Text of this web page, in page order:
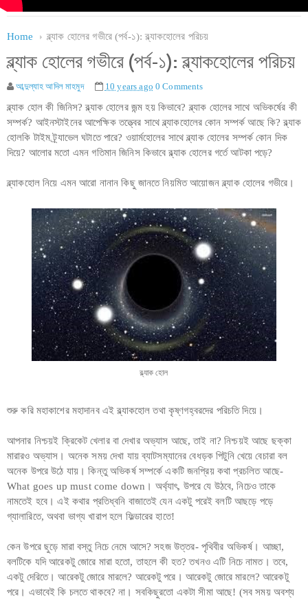
Home ব্ল্যাক হোলের গভীরে (পর্ব-১): ব্ল্যাকহোলের পরিচয়
ব্ল্যাক হোলের গভীরে (পর্ব-১): ব্ল্যাকহোলের পরিচয়
আব্দুল্যাহ আদিল মাহমুদ 10 years ago 0 Comments
ব্ল্যাক হোল কী জিনিস? ব্ল্যাক হোলের জন্ম হয় কিভাবে? ব্ল্যাক হোলের সাথে অভিকর্ষের কী
সম্পর্ক? আইনস্টাইনের আপেক্ষিক তত্ত্বের সাথে ব্ল্যাকহোলের কোন সম্পর্ক আছে কি? ব্ল্যাক
হোলকি টাইম ট্র্যাভেল ঘটাতে পারে? ওয়ার্মহোলের সাথে ব্ল্যাক হোলের সম্পর্ক কোন দিক
দিয়ে? আলোর মতো এমন গতিমান জিনিস কিভাবে ব্ল্যাক হোলের গর্তে আটকা পড়ে?
ব্ল্যাকহোল নিয়ে এমন আরো নানান কিছু জানতে নিয়মিত আয়োজন ব্ল্যাক হোলের গভীরে।
ব্ল্যাক হোল
শুরু করি মহাকাশের মহাদানব এই ব্ল্যাকহোল তথা কৃষ্ণগহ্বরদের পরিচতি দিয়ে।
আপনার নিশ্চয়ই ক্রিকেট খেলার বা দেখার অভ্যাস আছে, তাই না? নিশ্চয়ই আছে ছক্কা
মারারও অভ্যাস। অনেক সময় দেখা যায় ব্যাটসম্যানের বেধড়ক পিটুনি খেয়ে বেচারা বল
অনেক উপরে উঠে যায়। কিন্তু অভিকর্ষ সম্পর্কে একটি জনপ্রিয় কথা প্রচলিত আছে-
What goes up must come down। অর্থ্যাৎ, উপরে যে উঠবে, নিচেও তাকে
নামতেই হবে। এই কথার প্রতিধ্বনি বাজাতেই যেন একটু পরেই বলটি আছড়ে পড়ে
গ্যালারিতে, অথবা ভাগ্য খারাপ হলে ফিল্ডারের হাতে!
কেন উপরে ছুড়ে মারা বস্তু নিচে নেমে আসে? সহজ উত্তর- পৃথিবীর অভিকর্ষ। আচ্ছা,
বলটিকে যদি আরেকটু জোরে মারা হতো, তাহলে কী হত? তখনও এটি নিচে নামত। তবে,
একটু দেরিতে। আরেকটু জোরে মারলে? আরেকটু পরে। আরেকটু জোরে মারলে? আরেকটু
পরে। এভাবেই কি চলতে থাকবে? না। সবকিছুরতো একটা সীমা আছে! (সব সময় অবশ্য